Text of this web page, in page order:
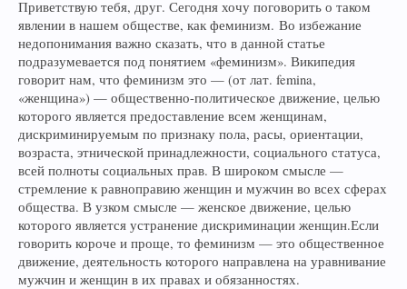
Приветствую тебя, друг. Сегодня хочу поговорить о таком
явлении в нашем обществе, как феминизм. Во избежание
недопонимания важно сказать, что в данной статье
подразумевается под понятием «феминизм». Википедия
говорит нам, что феминизм это — (от лат. femina,
«женщина») — общественно-политическое движение, целью
которого является предоставление всем женщинам,
дискриминируемым по признаку пола, расы, ориентации,
возраста, этнической принадлежности, социального статуса,
всей полноты социальных прав. В широком смысле —
стремление к равноправию женщин и мужчин во всех сферах
общества. В узком смысле — женское движение, целью
которого является устранение дискриминации женщин.Если
говорить короче и проще, то феминизм — это общественное
движение, деятельность которого направлена на уравнивание
мужчин и женщин в их правах и обязанностях.